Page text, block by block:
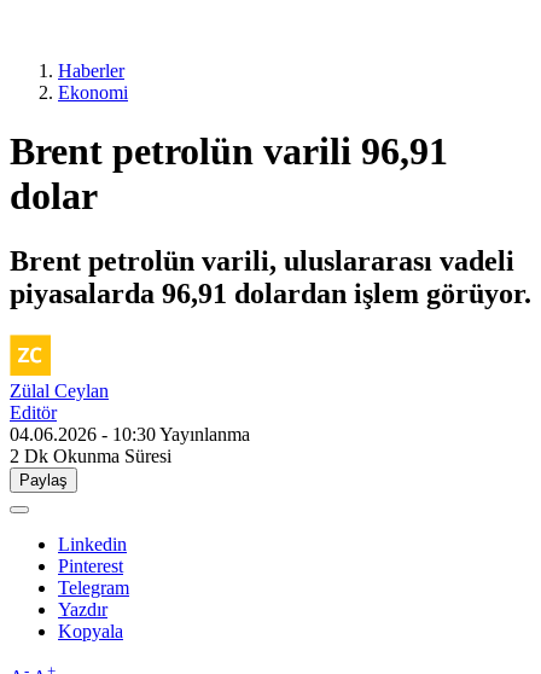
Haberler
Ekonomi
Brent petrolün varili 96,91
dolar
Brent petrolün varili, uluslararası vadeli
piyasalarda 96,91 dolardan işlem görüyor.
Zülal Ceylan
Editör
04.06.2026 - 10:30Yayınlanma
2 Dk Okunma Süresi
Paylaş
Linkedin
Pinterest
Telegram
Yazdır
Kopyala